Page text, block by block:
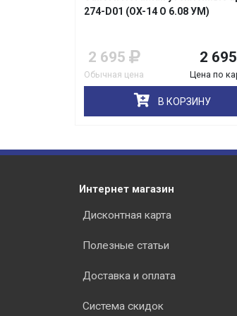
274-D01 (ОX-14 О 6.08 УМ)
2 695
Обычная цена
2 695
Цена по
В КОРЗИНУ
Интернет магазин
Дисконтная карта
Полезные статьи
Доставка и оплата
Система скидок